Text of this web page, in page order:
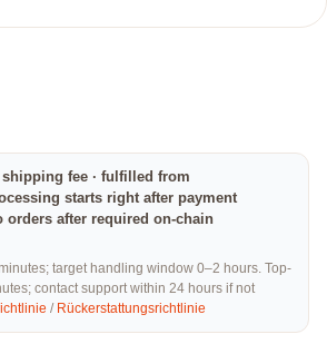
fee · fulfilled from
starts right after payment
orders after required on-chain
target handling window 0–2 hours. Top-
contact support within 24 hours if not
/ Rückerstattungsrichtlinie